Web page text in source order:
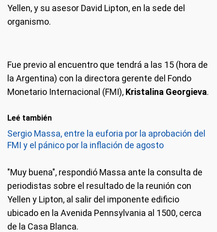
Yellen, y su asesor David Lipton, en la sede del
organismo.
Fue previo al encuentro que tendrá a las 15 (hora de
la Argentina) con la directora gerente del Fondo
Monetario Internacional (FMI), Kristalina Georgieva.
Leé también
Sergio Massa, entre la euforia por la aprobación del
FMI y el pánico por la inflación de agosto
"Muy buena", respondió Massa ante la consulta de
periodistas sobre el resultado de la reunión con
Yellen y Lipton, al salir del imponente edificio
ubicado en la Avenida Pennsylvania al 1500, cerca
de la Casa Blanca.